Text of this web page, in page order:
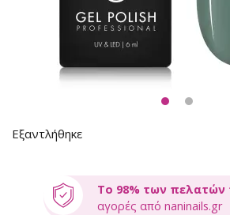
Εξαντλήθηκε
Το 98% των πελατών
αγορές από naninails.gr